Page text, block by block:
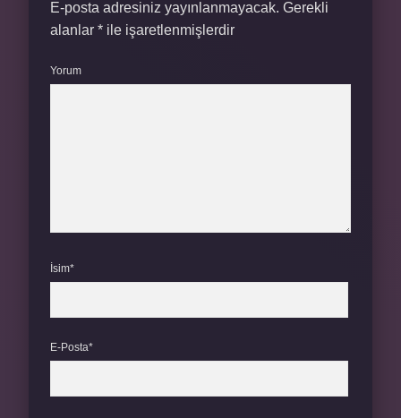
E-posta adresiniz yayınlanmayacak. Gerekli
alanlar * ile işaretlenmişlerdir
Yorum
İsim*
E-Posta*